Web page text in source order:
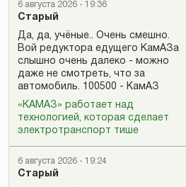
6 августа 2026 - 19:36
Старый
Да, да, учёные.. Очень смешно.
Вой редуктора едущего КамАЗа
слышно очень далеко - можно
даже не смотреть, что за
автомобиль. 100500 - КамАЗ
«КАМАЗ» работает над
технологией, которая сделает
электротранспорт тише
6 августа 2026 - 19:24
Старый